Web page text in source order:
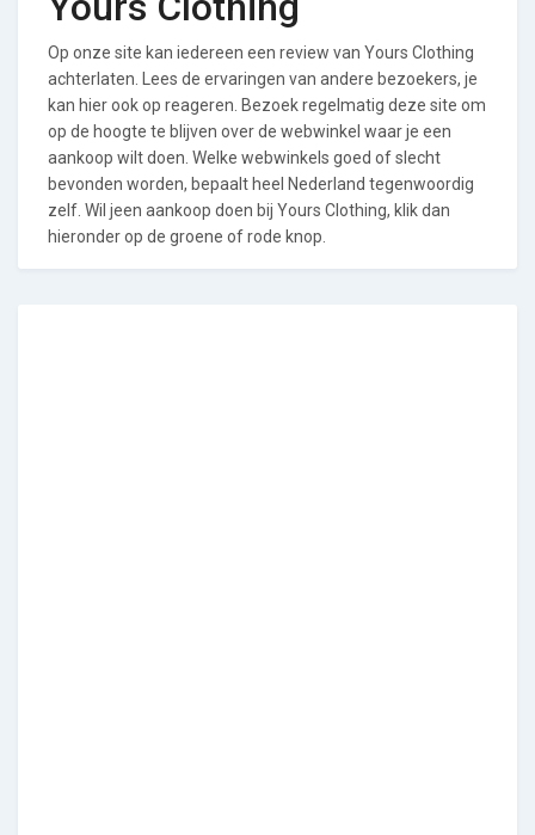
Op onze site kan iedereen een review van Yours Clothing
achterlaten. Lees de ervaringen van andere bezoekers, je
kan hier ook op reageren. Bezoek regelmatig deze site om
op de hoogte te blijven over de webwinkel waar je een
aankoop wilt doen. Welke webwinkels goed of slecht
bevonden worden, bepaalt heel Nederland tegenwoordig
zelf. Wil jeen aankoop doen bij Yours Clothing, klik dan
hieronder op de groene of rode knop.